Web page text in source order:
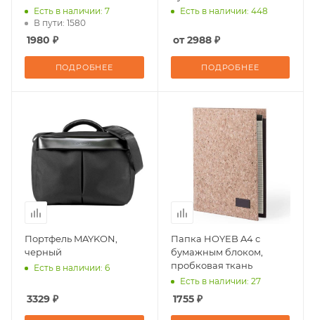
Есть в наличии: 7
В пути: 1580
1980 ₽
ПОДРОБНЕЕ
Есть в наличии: 448
от 2988 ₽
ПОДРОБНЕЕ
Портфель MAYKON,
черный
Есть в наличии: 6
3329 ₽
Папка HOYEB A4 с
бумажным блоком,
пробковая ткань
Есть в наличии: 27
1755 ₽